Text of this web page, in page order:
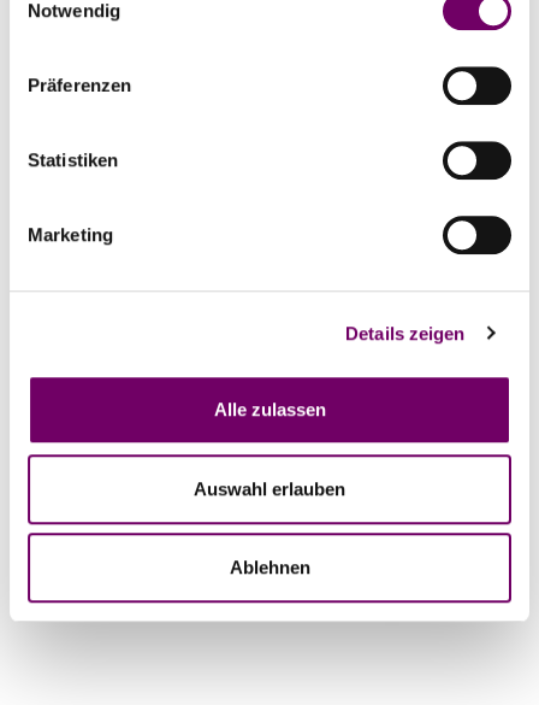
Notwendig
Präferenzen
Statistiken
Marketing
Details zeigen
Alle zulassen
Auswahl erlauben
Ablehnen